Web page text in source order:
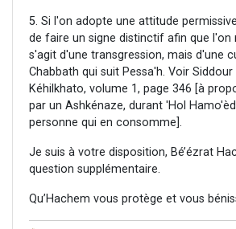
5. Si l'on adopte une attitude
de faire un signe distinctif afin que l'on
s'agit d'une transgression, mais d'une
Chabbath qui suit Pessa'h. Voir Siddour
Kéhilkhato, volume 1, page 346 [à
par un Ashkénaze, durant 'Hol
personne qui en consomme].
Je suis à votre disposition, Bé’ézrat
question supplémentaire.
Qu’Hachem vous protège et vous